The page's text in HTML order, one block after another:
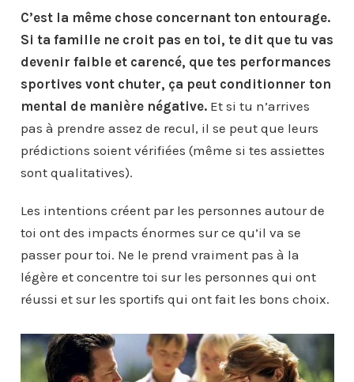
C’est la même chose concernant ton entourage.
Si ta famille ne croit pas en toi, te dit que tu vas
devenir faible et carencé, que tes performances
sportives vont chuter, ça peut conditionner ton
mental de manière négative.Et si tu n’arrives
pas à prendre assez de recul, il se peut que leurs
prédictions soient vérifiées (même si tes assiettes
sont qualitatives).
Les intentions créent par les personnes autour de
toi ont des impacts énormes sur ce qu’il va se
passer pour toi. Ne le prend vraiment pas à la
légère et concentre toi sur les personnes qui ont
réussi et sur les sportifs qui ont fait les bons choix.